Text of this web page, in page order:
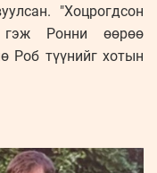
"Хоцрогдсон
гэж Ронни өөрөө
Роб түүнийг хотын